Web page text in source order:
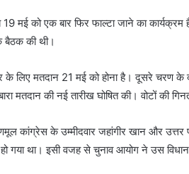
मई को एक बार फिर फाल्टा जाने का
बैठक की थी।
के लिए मतदान 21 मई को होना है। दूसरे चरण
मतदान की नई तारीख घोषित की। वोटों की
कांग्रेस के उम्मीदवार जहांगीर खान और
गया था। इसी वजह से चुनाव आयोग ने उस